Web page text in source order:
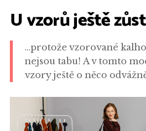
U vzorů ještě
…protože vzorované
nejsou tabu! A v tomto
vzory ještě o něco